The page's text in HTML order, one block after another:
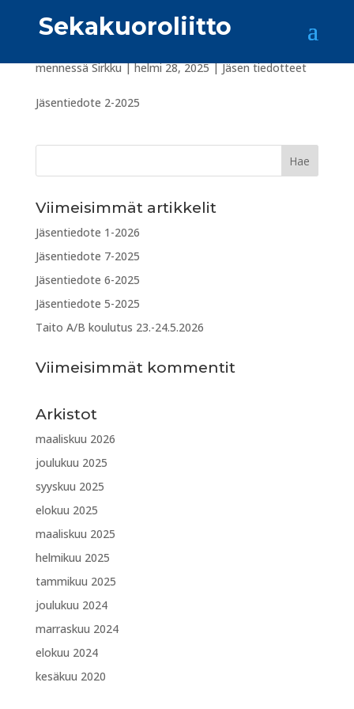
Sekakuoroliitto
mennessäSirkku|helmi 28, 2025|Jäsen tiedotteet
Jäsentiedote 2-2025
Viimeisimmät artikkelit
Jäsentiedote 1-2026
Jäsentiedote 7-2025
Jäsentiedote 6-2025
Jäsentiedote 5-2025
Taito A/B koulutus 23.-24.5.2026
Viimeisimmät kommentit
Arkistot
maaliskuu 2026
joulukuu 2025
syyskuu 2025
elokuu 2025
maaliskuu 2025
helmikuu 2025
tammikuu 2025
joulukuu 2024
marraskuu 2024
elokuu 2024
kesäkuu 2020